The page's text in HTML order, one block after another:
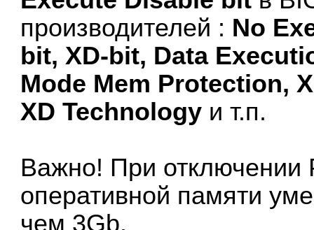
производителей : No
bit, XD-bit, Data
Mode Mem Protection,
XD Technology и т.п.
Важно! При отключении
оперативной памяти
чем 3Gb.